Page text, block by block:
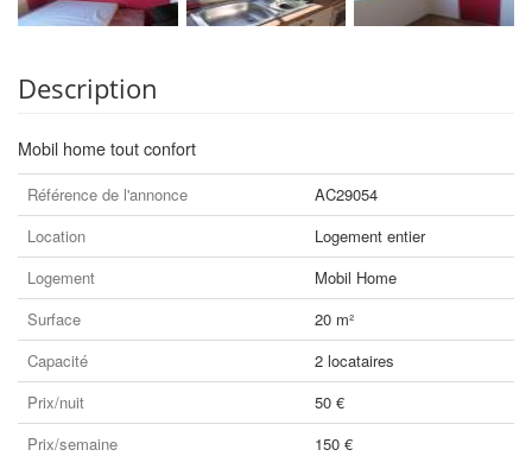
Description
Mobil home tout confort
Référence de l'annonce
AC29054
Location
Logement entier
Logement
Mobil Home
Surface
20 m²
Capacité
2 locataires
Prix/nuit
50 €
Prix/semaine
150 €